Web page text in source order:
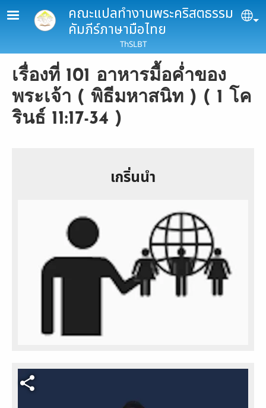
Skip to main contentคณะแปลทำงานพระคริสตธรรม
คัมภีร์ภาษามือไทย
ThSLBT
เรื่องที่ 101 อาหารมื้อค่ำของ
พระเจ้า ( พิธีมหาสนิท ) ( 1 โค
รินธ์ 11:17-34 )
เกริ่นนำ
Video file